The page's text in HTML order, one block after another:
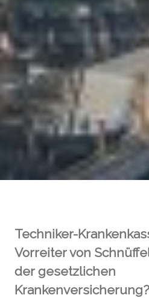
Techniker-
Vorreiter von
der gesetzlichen
Krankenversicherung?